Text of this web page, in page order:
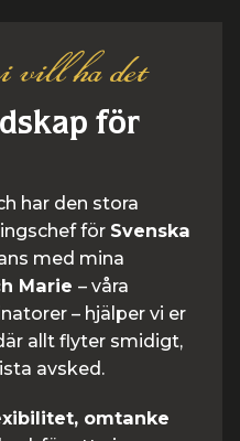
vill ha det
för
har den stora
för Svenska
med mina
Marie – våra
– hjälper vi er
allt flyter smidigt,
avsked.
omtanke